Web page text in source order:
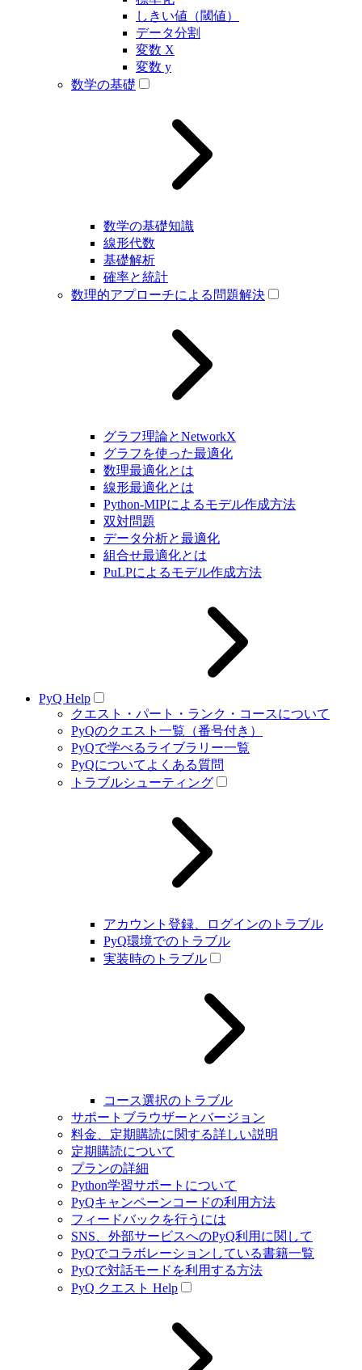
しきい値（閾値）
データ分割
変数 X
変数 y
数学の基礎
数学の基礎知識
線形代数
基礎解析
確率と統計
数理的アプローチによる問題解決
グラフ理論とNetworkX
グラフを使った最適化
数理最適化とは
線形最適化とは
Python-MIPによるモデル作成方法
双対問題
データ分析と最適化
組合せ最適化とは
PuLPによるモデル作成方法
PyQ Help
クエスト・パート・ランク・コースについて
PyQのクエスト一覧（番号付き）
PyQで学べるライブラリー一覧
PyQについてよくある質問
トラブルシューティング
アカウント登録、ログインのトラブル
PyQ環境でのトラブル
実装時のトラブル
コース選択のトラブル
サポートブラウザーとバージョン
料金、定期購読に関する詳しい説明
定期購読について
プランの詳細
Python学習サポートについて
PyQキャンペーンコードの利用方法
フィードバックを行うには
SNS、外部サービスへのPyQ利用に関して
PyQでコラボレーションしている書籍一覧
PyQで対話モードを利用する方法
PyQ クエスト Help